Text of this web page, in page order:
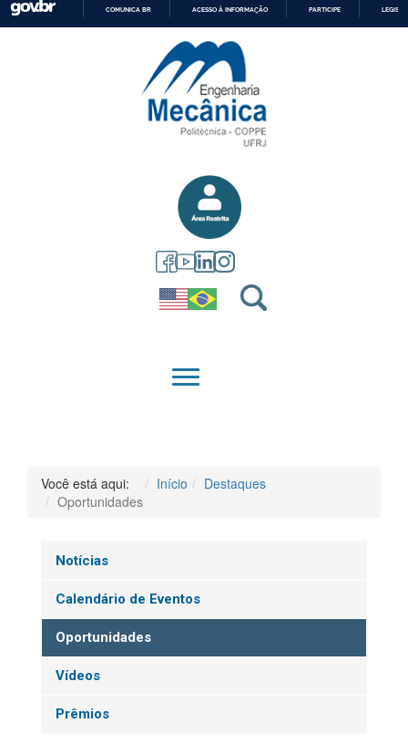
PARA
CONTEÚDO
COMUNICA BR ACESSO À INFORMAÇÃO PARTICIPE
QUEM SOMOS
Você está aqui: Início
Destaques
Oportunidades
Notícias
Calendário de Eventos
Oportunidades
Vídeos
Prêmios